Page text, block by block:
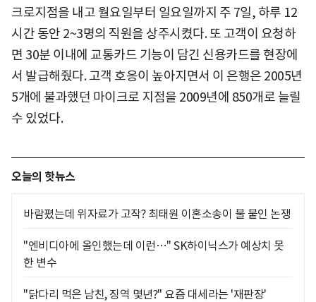
크로지점을 내고 월요일부터 일요일까지 주 7일, 하루 12
시간 동안 2~3명의 직원을 상주시켰다. 또 고객이 요청하
면 30분 이내에 교통카드 기능이 담긴 신용카드를 현장에
서 발급해줬다. 고객 호응이 높아지면서 이 은행은 2005년
5개에 불과했던 마이크로 지점을 2009년에 850개로 늘릴
수 있었다.
오늘의 핫뉴스
바람폈는데 위자료가 고작? 최태원 이혼소송이 불 붙인 논쟁
"엔비디아에 올인했는데 이런…" SK하이닉스가 예상치 못
한 변수
"닭다리 먹은 남친, 징역 몇년?" 요즘 대세라는 '재판장'